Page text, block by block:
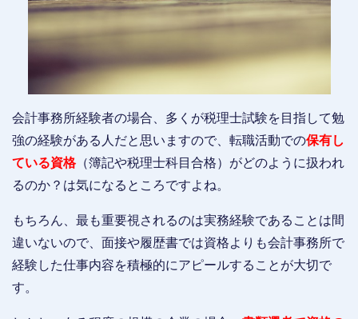
会計事務所経験者の場合、多くが税理士試験を目指して勉
強の経験がある人だと思いますので、転職活動での保有し
ている資格（簿記や税理士科目合格）がどのように扱われ
るのか？は気になるところですよね。
もちろん、最も重要視されるのは実務経験であることは間
違いないので、面接や履歴書では資格よりも会計事務所で
経験した仕事内容を積極的にアピールすることが大切で
す。